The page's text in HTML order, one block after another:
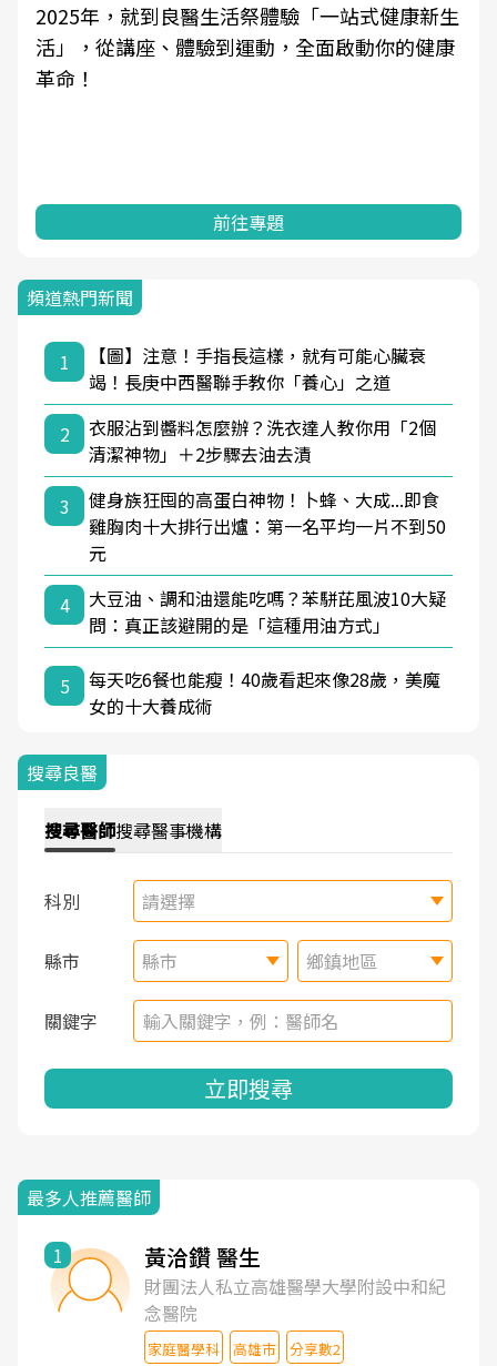
2025年，就到良醫生活祭體驗「一站式健康新生
活」，從講座、體驗到運動，全面啟動你的健康
革命！
前往專題
頻道熱門新聞
1
【圖】注意！手指長這樣，就有可能心臟衰
竭！長庚中西醫聯手教你「養心」之道
2
衣服沾到醬料怎麼辦？洗衣達人教你用「2個
清潔神物」＋2步驟去油去漬
3
健身族狂囤的高蛋白神物！卜蜂、大成...即食
雞胸肉十大排行出爐：第一名平均一片不到50
元
4
大豆油、調和油還能吃嗎？苯駢芘風波10大疑
問：真正該避開的是「這種用油方式」
5
每天吃6餐也能瘦！40歲看起來像28歲，美魔
女的十大養成術
搜尋良醫
搜尋醫師搜尋醫事機構
科別 請選擇
縣市 縣市 鄉鎮地區
關鍵字
立即搜尋
最多人推薦醫師
1 黃洽鑽 醫生
財團法人私立高雄醫學大學附設中和紀
念醫院
家庭醫學科 高雄市 分享數2